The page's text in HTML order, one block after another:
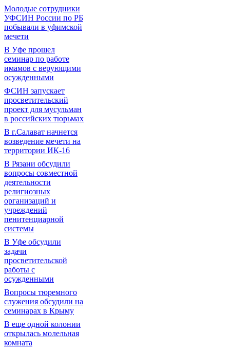
Молодые сотрудники
УФСИН России по РБ
побывали в уфимской
мечети
В Уфе прошел
семинар по работе
имамов с верующими
осужденными
ФСИН запускает
просветительский
проект для мусульман
в российских тюрьмах
В г.Салават начнется
возведение мечети на
территории ИК-16
В Рязани обсудили
вопросы совместной
деятельности
религиозных
организаций и
учреждений
пенитенциарной
системы
В Уфе обсудили
задачи
просветительской
работы с
осужденными
Вопросы тюремного
служения обсудили на
семинарах в Крыму
В еще одной колонии
открылась молельная
комната